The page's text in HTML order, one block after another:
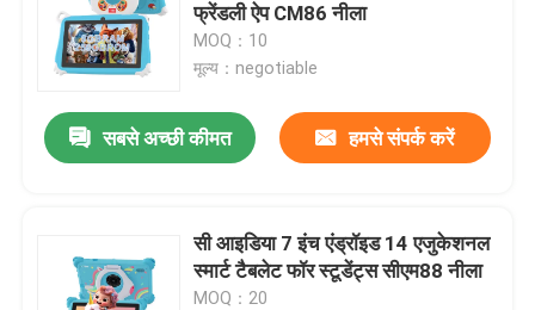
फ्रेंडली ऐप CM86 नीला
MOQ：10
मूल्य：negotiable
सबसे अच्छी कीमत हमसे संपर्क करें
सी आइडिया 7 इंच एंड्रॉइड 14 एजुकेशनल
स्मार्ट टैबलेट फॉर स्टूडेंट्स सीएम88 नीला
MOQ：20